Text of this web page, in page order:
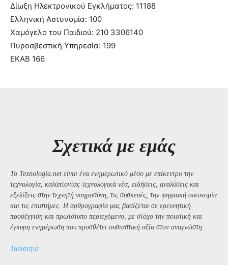
Δίωξη Ηλεκτρονικού Εγκλήματος: 11188
Ελληνική Αστυνομία: 100
Χαμόγελο του Παιδιού: 210 3306140
Πυροσβεστική Υπηρεσία: 199
ΕΚΑΒ 166
Σχετικά με εμάς
Το Texnologia.net είναι ένα ενημερωτικό μέσο με επίκεντρο την
τεχνολογία, καλύπτοντας τεχνολογικά νέα, ειδήσεις, αναλύσεις και
εξελίξεις στην τεχνητή νοημοσύνη, τις συσκευές, την ψηφιακή οικονομία
και τις επιστήμες. Η αρθρογραφία μας βασίζεται σε ερευνητική
προσέγγιση και πρωτότυπο περιεχόμενο, με στόχο την ποιοτική και
έγκυρη ενημέρωση που προσθέτει ουσιαστική αξία στον αναγνώστη..
Ταυτότητα